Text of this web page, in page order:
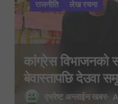
राजनीति
लेख रचना
कांग्रेस विभाजनको
बेवास्तापछि देउवा
२९ मा नयाँ
एभरेष्ट अन्लाईन खबर